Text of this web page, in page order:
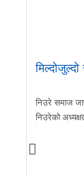
निउरे समाज
निउरेको